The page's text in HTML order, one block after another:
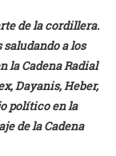
de la cordillera.
a los
la Cadena Radial
Dayanis, Heber,
político en la
de la Cadena